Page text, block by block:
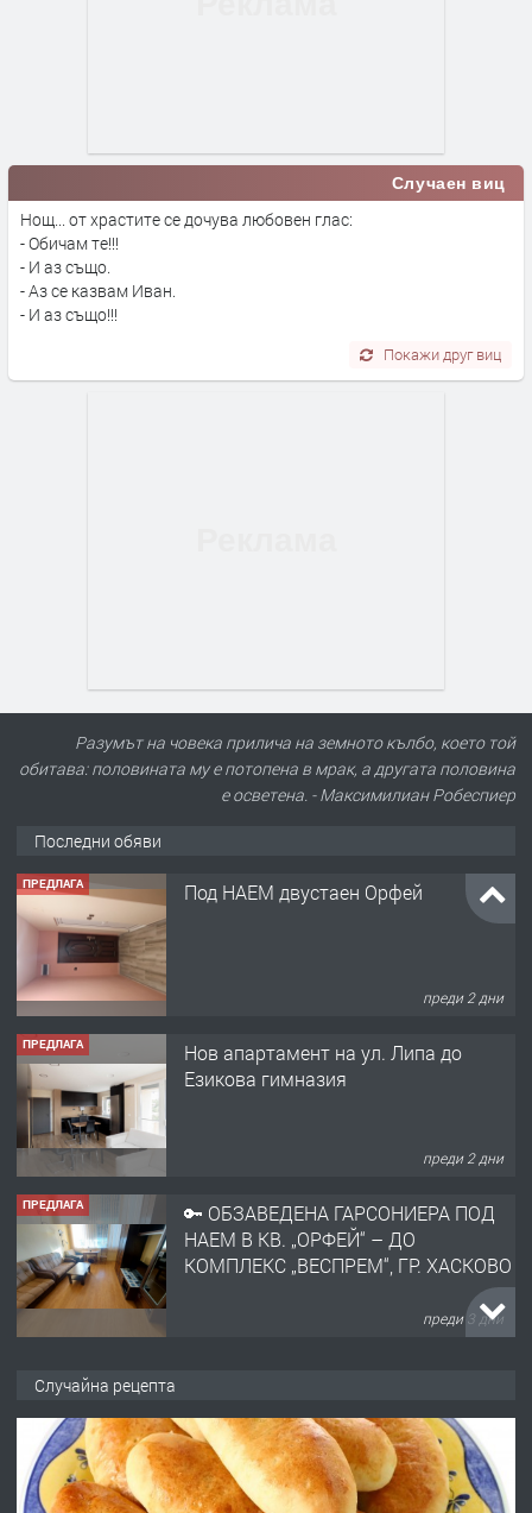
Случаен виц
Нощ... от храстите се дочува любовен глас:
- Обичам те!!!
- И аз също.
- Аз се казвам Иван.
- И аз също!!!
Покажи друг виц
Разумът на човека прилича на земното кълбо, което той
обитава: половината му е потопена в мрак, а другата половина
е осветена. - Максимилиан Робеспиер
Последни обяви
ПРЕДЛАГА Под НАЕМ двустаен Орфей
преди 2 дни
ПРЕДЛАГА
Нов апартамент на ул. Липа до
Езикова гимназия
преди 2 дни
ПРЕДЛАГА
🔑 ОБЗАВЕДЕНА ГАРСОНИЕРА ПОД
НАЕМ В КВ. „ОРФЕЙ“ – ДО
КОМПЛЕКС „ВЕСПРЕМ“, ГР. ХАСКОВО
преди 3 дни
АПАРТАМЕНТ В ЦЕНТЪРА НА ГР.
ХАСКОВО
преди 4 дни
Случайна рецепта